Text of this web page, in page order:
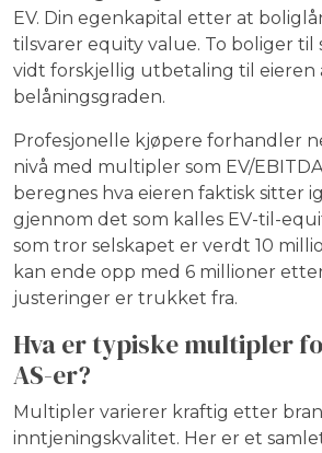
EV. Din egenkapital etter at
tilsvarer equity value. To boliger til
vidt forskjellig utbetaling til eieren
belåningsgraden.
Profesjonelle kjøpere forhandler
nivå med multipler som EV/
beregnes hva eieren faktisk sitter
gjennom det som kalles EV-til-
som tror selskapet er verdt 10
kan ende opp med 6 millioner
justeringer er trukket fra.
Hva er typiske multipler
AS-er?
Multipler varierer kraftig etter
inntjeningskvalitet. Her er et